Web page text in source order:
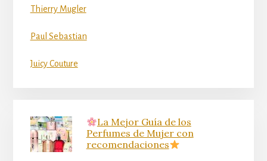
Thierry Mugler
Paul Sebastian
Juicy Couture
La Mejor Guía de los
Perfumes de Mujer con
recomendaciones